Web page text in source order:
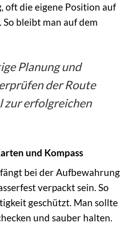
oft die eigene Position auf
bleibt man auf dem
Planung und
der Route
zur erfolgreichen
und Kompass
bei der Aufbewahrung
verpackt sein. So
geschützt. Man sollte
und sauber halten.